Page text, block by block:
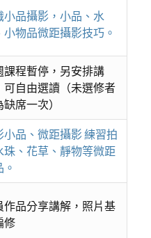
小品攝影，小品、水
小物品微距攝影技巧。
課程暫停，另安排講
可自由選讀（未選修者
席一次）
小品、微距攝影 練習拍
珠、花草、靜物等微距
作品分享講解，照片基
修